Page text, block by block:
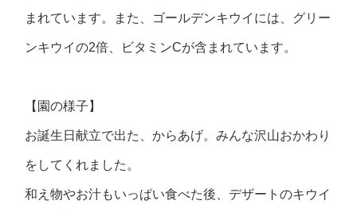
まれています。また、ゴールデンキウイには、グリー
ンキウイの2倍、ビタミンCが含まれています。
【園の様子】
お誕生日献立で出た、からあげ。みんな沢山おかわり
をしてくれました。
和え物やお汁もいっぱい食べた後、デザートのキウイ